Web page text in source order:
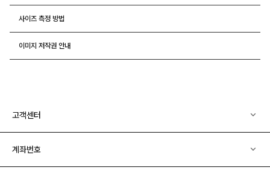
사이즈 측정 방법
이미지 저작권 안내
고객센터
계좌번호